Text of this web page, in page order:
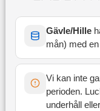
Gävle/Hille
mån) med
Vi kan inte
perioden.
underhåll